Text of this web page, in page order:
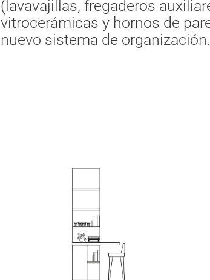
(lavavajillas, fregaderos
vitrocerámicas y hornos de
nuevo sistema de organización.